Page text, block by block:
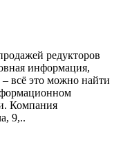
редукторов
информация,
всё это можно найти
Компания
9,..